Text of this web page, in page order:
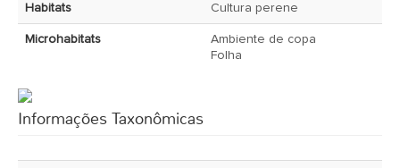
Habitats Cultura perene
Microhabitats
Ambiente de copa
Folha
Informações Taxonômicas